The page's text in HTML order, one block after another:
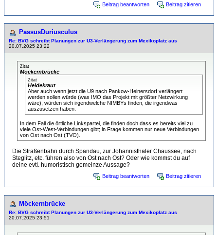
Beitrag beantworten Beitrag zitieren
PassusDuriusculus
Re: BVG schreibt Planungen zur U3-Verlängerung zum Mexikoplatz aus
20.07.2025 23:22
Zitat
Möckernbrücke
Zitat
Heidekraut
Aber auch wenn jetzt die U9 nach Pankow-Heinersdorf verlängert
werden sollen würde (was IMO das Projekt mit größter Netzwirkung
wäre), würden sich irgendwelche NIMBYs finden, die irgendwas
auszusetzen haben.
In dem Fall die örtliche Linkspartei, die finden doch dass es bereits viel zu
viele Ost-West-Verbindungen gibt; in Frage kommen nur neue Verbindungen
von Ost nach Ost (TVO).
Die Straßenbahn durch Spandau, zur Johannisthaler Chaussee, nach
Steglitz, etc. führen also von Ost nach Ost? Oder wie kommst du auf
deine evtl. humoristisch gemeinze Aussage?
Beitrag beantworten Beitrag zitieren
Möckernbrücke
Re: BVG schreibt Planungen zur U3-Verlängerung zum Mexikoplatz aus
20.07.2025 23:51